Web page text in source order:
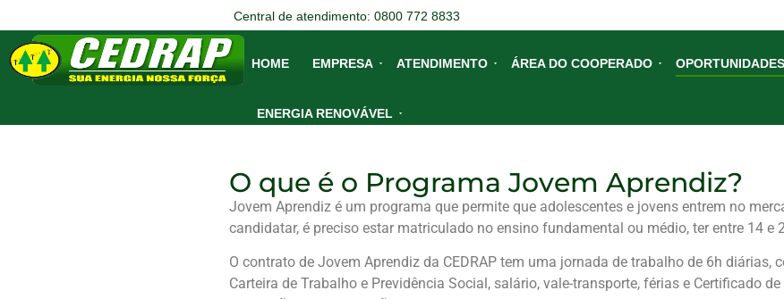
Central de atendimento: 0800 772 8833
HOME EMPRESA ATENDIMENTO ÁREA DO COOPERADO OPORTUNIDADES
ENERGIA RENOVÁVEL
O que é o Programa Jovem Aprendiz?
Jovem Aprendiz é um programa que permite que adolescentes e jovens entrem no
candidatar, é preciso estar matriculado no ensino fundamental ou médio, ter entre 14 e
O contrato de Jovem Aprendiz da CEDRAP tem uma jornada de trabalho de 6h diárias,
Carteira de Trabalho e Previdência Social, salário, vale-transporte, férias e Certificado